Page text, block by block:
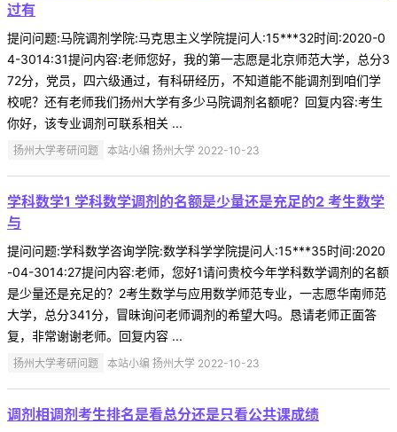
过有
提问问题:马院调剂学院:马克思主义学院提问人:15***32时间:2020-0
4-3014:31提问内容:老师您好，我的第一志愿是北京师范大学，总分3
72分，党员，四六级通过，有科研经历，不知道能不能调剂到咱们学
校呢？还有老师我们扬州大学有多少马院调剂名额呢？回复内容:考生
你好，该专业调剂可联系相关 ...
扬州大学考研问题 本站小编 扬州大学 2022-10-23
学科数学1 学科数学调剂的名额是少量还是充足的2 考生数学
与
提问问题:学科数学咨询学院:数学科学学院提问人:15***35时间:2020
-04-3014:27提问内容:老师，您好1请问贵校今年学科数学调剂的名额
是少量还是充足的？2考生数学与应用数学师范专业，一志愿华南师范
大学，总分341分，冒昧询问老师调剂的希望大吗。恳请老师正面答
复，非常谢谢老师。回复内容 ...
扬州大学考研问题 本站小编 扬州大学 2022-10-23
调剂相调剂考生排名是看总分还是只看公共课成绩